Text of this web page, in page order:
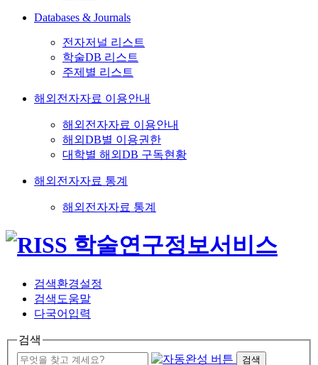
Databases & Journals
전자저널 리스트
학술DB 리스트
주제별 리스트
해외전자자료 이용안내
해외전자자료 이용안내
해외DB별 이용권한
대학별 해외DB 구독현황
해외전자자료 통계
해외전자자료 통계
검색환경설정
검색도움말
다국어입력
검색
검색